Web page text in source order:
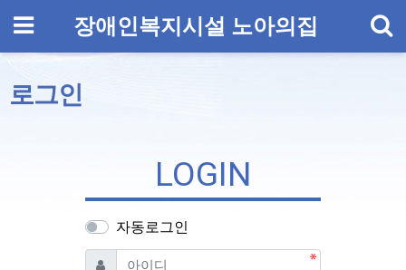
메뉴 장애인복지시설 노아의집
로그인
LOGIN
자동로그인
아이디 필수